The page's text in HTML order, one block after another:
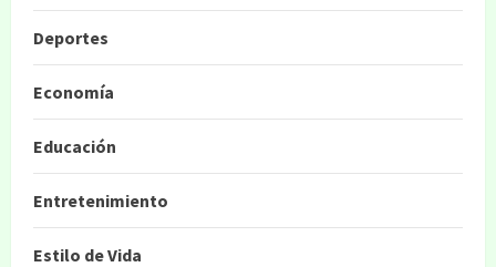
Deportes
Economía
Educación
Entretenimiento
Estilo de Vida